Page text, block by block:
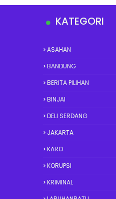
KATEGORI
ASAHAN
BANDUNG
BERITA PILIHAN
BINJAI
DELI SERDANG
JAKARTA
KARO
KORUPSI
KRIMINAL